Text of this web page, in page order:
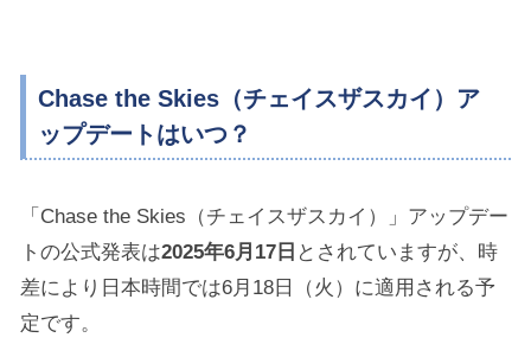
Chase the Skies（チェイスザスカイ）ア
ップデートはいつ？
「Chase the Skies（チェイスザスカイ）」アップデー
トの公式発表は2025年6月17日 とされていますが、時
差により日本時間では6月18日（火）に適用される予
定です。